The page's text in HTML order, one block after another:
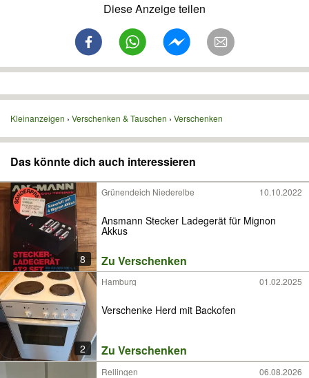
Diese Anzeige teilen
Kleinanzeigen Verschenken & Tauschen Verschenken
Das könnte dich auch interessieren
8
Grünendeich Niederelbe 10.10.2022
Ansmann Stecker Ladegerät für Mignon
Akkus
Zu Verschenken
2
Hamburg 01.02.2025
Verschenke Herd mit Backofen
Zu Verschenken
Rellingen 06.08.2026